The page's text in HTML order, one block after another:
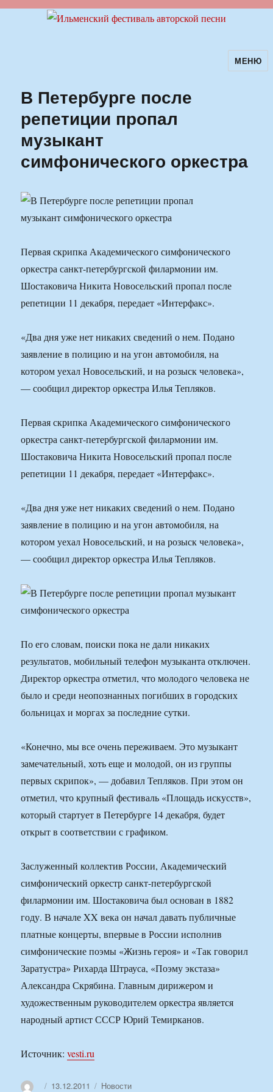
Ильменский фестиваль авторскойМЕНЮ
В Петербурге после
репетиции пропал
музыкант
симфонического оркестра
Первая скрипка Академического симфонического
оркестра санкт-петербургской филармонии им.
Шостаковича Никита Новосельский пропал после
репетиции 11 декабря, передает «Интерфакс».
«Два дня уже нет никаких сведений о нем. Подано
заявление в полицию и на угон автомобиля, на
котором уехал Новосельский, и на розыск человека»,
— сообщил директор оркестра Илья Тепляков.
Первая скрипка Академического симфонического
оркестра санкт-петербургской филармонии им.
Шостаковича Никита Новосельский пропал после
репетиции 11 декабря, передает «Интерфакс».
«Два дня уже нет никаких сведений о нем. Подано
заявление в полицию и на угон автомобиля, на
котором уехал Новосельский, и на розыск человека»,
— сообщил директор оркестра Илья Тепляков.
По его словам, поиски пока не дали никаких
результатов, мобильный телефон музыканта отключен.
Директор оркестра отметил, что молодого человека не
было и среди неопознанных погибших в городских
больницах и моргах за последние сутки.
«Конечно, мы все очень переживаем. Это музыкант
замечательный, хоть еще и молодой, он из группы
первых скрипок», — добавил Тепляков. При этом он
отметил, что крупный фестиваль «Площадь искусств»,
который стартует в Петербурге 14 декабря, будет
открыт в соответствии с графиком.
Заслуженный коллектив России, Академический
симфонический оркестр санкт-петербургской
филармонии им. Шостаковича был основан в 1882
году. В начале XX века он начал давать публичные
платные концерты, впервые в России исполнив
симфонические поэмы «Жизнь героя» и «Так говорил
Заратустра» Рихарда Штрауса, «Поэму экстаза»
Александра Скрябина. Главным дирижером и
художественным руководителем оркестра является
народный артист СССР Юрий Темирканов.
Источник:vesti.ru
АвторОпубликовано
13.12.2011 Рубрики
Новости